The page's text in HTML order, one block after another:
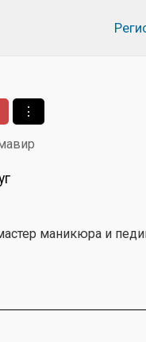
⋮
маникюра и